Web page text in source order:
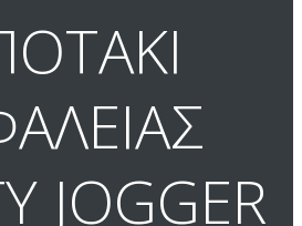
JOGGER